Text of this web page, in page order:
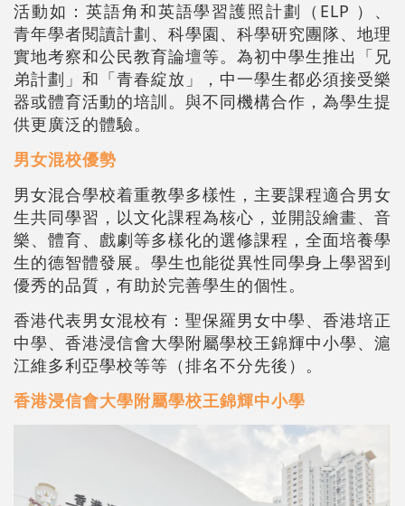
活動如：英語角和英語學習護照計劃（ELP ）、
青年學者閱讀計劃、科學園、科學研究團隊、地理
實地考察和公民教育論壇等。為初中學生推出「兄
弟計劃」和「青春綻放」，中一學生都必須接受樂
器或體育活動的培訓。與不同機構合作，為學生提
供更廣泛的體驗。
男女混校優勢
男女混合學校着重教學多樣性，主要課程適合男女
生共同學習，以文化課程為核心，並開設繪畫、音
樂、體育、戲劇等多樣化的選修課程，全面培養學
生的德智體發展。學生也能從異性同學身上學習到
優秀的品質，有助於完善學生的個性。
香港代表男女混校有：聖保羅男女中學、香港培正
中學、香港浸信會大學附屬學校王錦輝中小學、滬
江維多利亞學校等等（排名不分先後）。
香港浸信會大學附屬學校王錦輝中小學